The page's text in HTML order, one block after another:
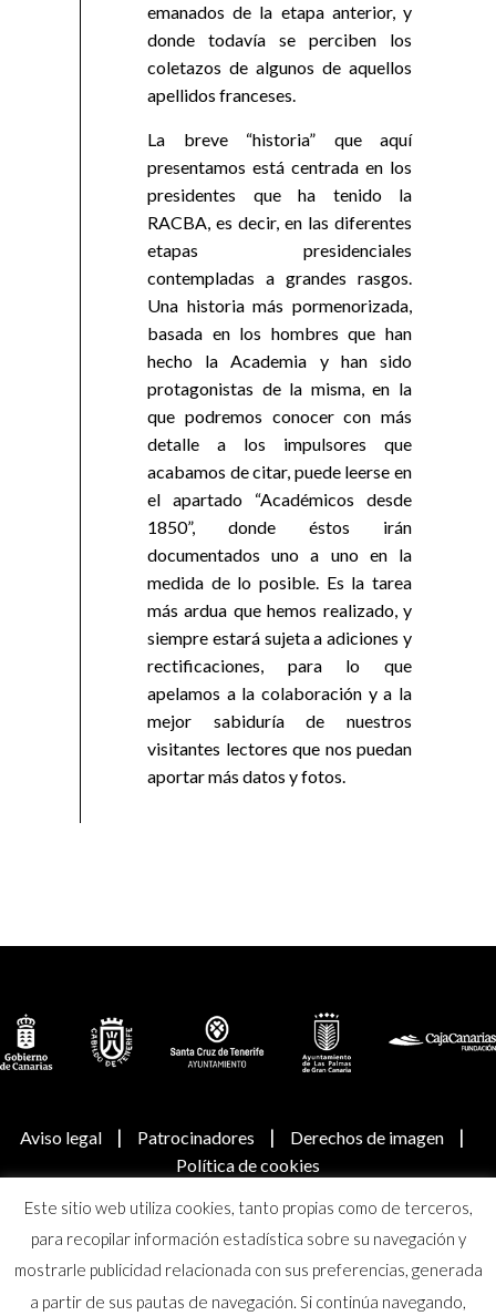
emanados de la etapa anterior, y
donde todavía se perciben los
coletazos de algunos de aquellos
apellidos franceses.
La breve “historia” que aquí
presentamos está centrada en los
presidentes que ha tenido la
RACBA, es decir, en las diferentes
etapas presidenciales
contempladas a grandes rasgos.
Una historia más pormenorizada,
basada en los hombres que han
hecho la Academia y han sido
protagonistas de la misma, en la
que podremos conocer con más
detalle a los impulsores que
acabamos de citar, puede leerse en
el apartado “Académicos desde
1850”, donde éstos irán
documentados uno a uno en la
medida de lo posible. Es la tarea
más ardua que hemos realizado, y
siempre estará sujeta a adiciones y
rectificaciones, para lo que
apelamos a la colaboración y a la
mejor sabiduría de nuestros
visitantes lectores que nos puedan
aportar más datos y fotos.
Aviso legal | Patrocinadores | Derechos de imagen |
Política de cookies
© Real Academia Canaria de Bellas Artes de San Miguel
Arcángel
Este sitio web utiliza cookies, tanto propias como de terceros,
para recopilar información estadística sobre su navegación y
mostrarle publicidad relacionada con sus preferencias, generada
a partir de sus pautas de navegación. Si continúa navegando,